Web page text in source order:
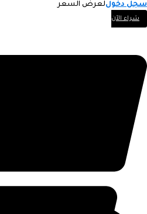
سجل دخوللعرض السعر
شراء الآن